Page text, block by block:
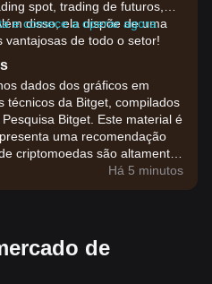
spot, trading de futuros,
disso, ela dispõe de uma
vantajosas de todo o setor!
e comece a operar agora
dados dos gráficos em
técnicos da Bitget, compilados
Bitget. Este material é
uma recomendação
criptomoedas são altamente
de investimento com base na
Há 5 minutos
de